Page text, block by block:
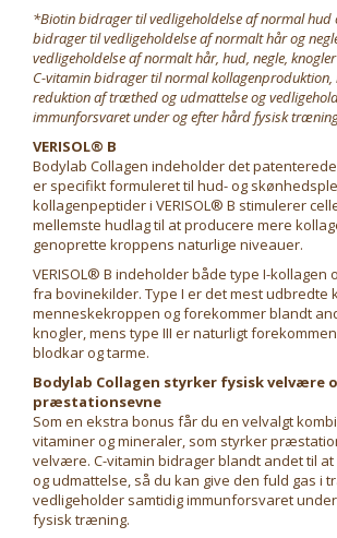
*Biotin bidrager til vedligeholdelse af normal hud
bidrager til vedligeholdelse af normalt hår og
vedligeholdelse af normalt hår, hud, negle,
C-vitamin bidrager til normal kollagenproduktion,
reduktion af træthed og udmattelse og
immunforsvaret under og efter hård fysisk
VERISOL® B
Bodylab Collagen indeholder det patenterede
er specifikt formuleret til hud- og
kollagenpeptider i VERISOL® B stimulerer
mellemste hudlag til at producere mere
genoprette kroppens naturlige niveauer.
VERISOL® B indeholder både type I-kollagen
fra bovinekilder. Type I er det mest udbredte
menneskekroppen og forekommer blandt
knogler, mens type III er naturligt
blodkar og tarme.
Bodylab Collagen styrker fysisk velvære
præstationsevne
Som en ekstra bonus får du en velvalgt
vitaminer og mineraler, som styrker
velvære. C-vitamin bidrager blandt andet til
og udmattelse, så du kan give den fuld gas i
vedligeholder samtidig immunforsvaret
fysisk træning.